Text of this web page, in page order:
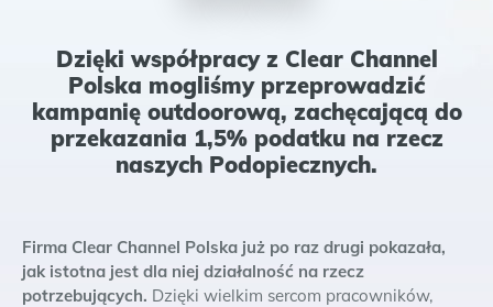
Dzięki współpracy z Clear Channel
Polska mogliśmy przeprowadzić
kampanię outdoorową, zachęcającą do
przekazania 1,5% podatku na rzecz
naszych Podopiecznych.
Firma Clear Channel Polska już po raz drugi pokazała,
jak istotna jest dla niej działalność na rzecz
potrzebujących. Dzięki wielkim sercom pracowników,